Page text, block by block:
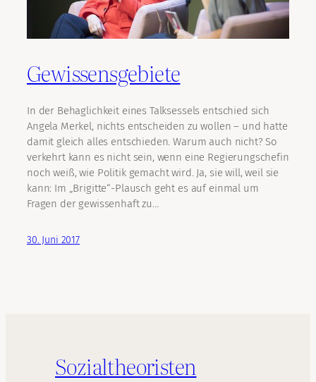
Gewissensgebiete
In der Behaglichkeit eines Talksessels entschied sich
Angela Merkel, nichts entscheiden zu wollen – und hatte
damit gleich alles entschieden. Warum auch nicht? So
verkehrt kann es nicht sein, wenn eine Regierungschefin
noch weiß, wie Politik gemacht wird. Ja, sie will, weil sie
kann: Im „Brigitte“-Plausch geht es auf einmal um
Fragen der gewissenhaft zu…
30. Juni 2017
Sozialtheoristen